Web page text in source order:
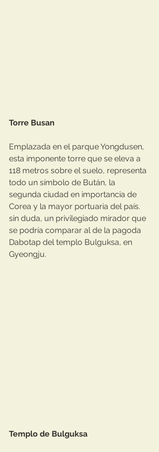
Torre Busan
Emplazada en el parque Yongdusen,
esta imponente torre que se eleva a
118 metros sobre el suelo, representa
todo un símbolo de Bután, la
segunda ciudad en importancia de
Corea y la mayor portuaria del país.
sin duda, un privilegiado mirador que
se podría comparar al de la pagoda
Dabotap del templo Bulguksa, en
Gyeongju.
Templo de Bulguksa